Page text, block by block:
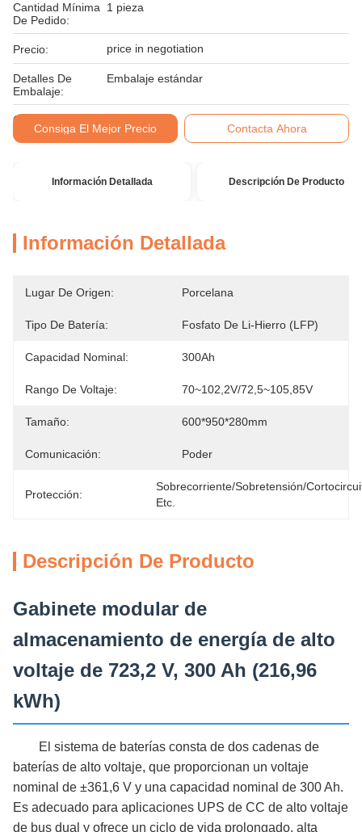
Cantidad Mínima
De Pedido:
1 pieza
Precio: price in negotiation
Detalles De
Embalaje:
Embalaje estándar
Condiciones De
Pago:Consiga El Mejor Precio Contacta Ahora
Información Detallada Descripción De Producto
Información Detallada
Lugar De Origen: Porcelana
Tipo De Batería: Fosfato De Li-Hierro (LFP)
Capacidad Nominal: 300Ah
Rango De Voltaje: 70~102,2V/72,5~105,85V
Tamaño: 600*950*280mm
Comunicación: Poder
Protección:
Sobrecorriente/sobretensión/
Etc.
Descripción De Producto
Gabinete modular de
almacenamiento de energía de alto
voltaje de 723,2 V, 300 Ah (216,96
kWh)
El sistema de baterías consta de dos cadenas de
baterías de alto voltaje, que proporcionan un voltaje
nominal de ±361,6 V y una capacidad nominal de 300 Ah.
Es adecuado para aplicaciones UPS de CC de alto voltaje
de bus dual y ofrece un ciclo de vida prolongado, alta